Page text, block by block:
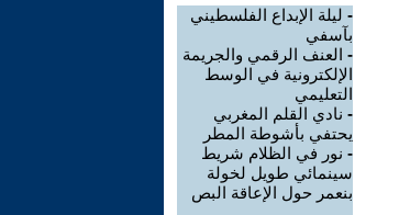
- ليلة الإبداع الفلسطيني
بآسفي
- العنف الرقمي والجريمة
الإلكترونية في الوسط
التعليمي
- نادي القلم المغربي
يحتفي بأشوطة المطر
- نور في الظلام شريط
سينمائي طويل لخولة
بنعمر حول الإعاقة البص